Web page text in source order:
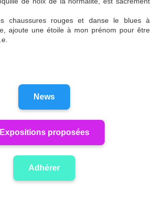
chaussures rouges et danse le blues à
ajoute une étoile à mon prénom pour être
News
Expositions proposées
Adhérer